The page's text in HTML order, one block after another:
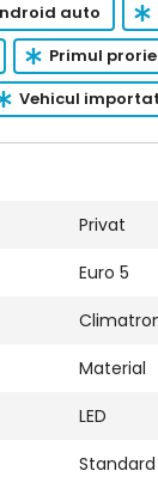
auto
Primul
Vehicul importat
Privat
Euro 5
Material
LED
Standard